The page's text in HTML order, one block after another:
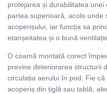
protejarea și durabilitatea
partea superioară, acolo unde
acoperișului, iar funcția sa
etanșeitatea și o bună
O coamă montată corect
previne deteriorarea structurii
circulația aerului în pod. Fie
acoperiș din țiglă sau tablă,